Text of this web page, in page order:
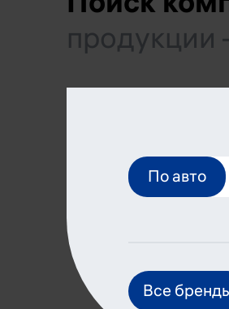
По авто
Все